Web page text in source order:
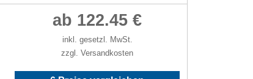
ab 122.45 €
inkl. gesetzl. MwSt.
zzgl. Versandkosten